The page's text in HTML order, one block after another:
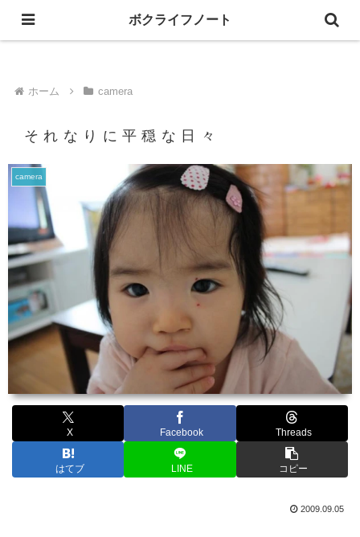
人生の事とか、趣味の事とか、写し撮る、綴る。
ホーム camera
それなりに平穏な日々
camera
X Facebook Threads
はてブ LINE コピー
2009.09.05
ボクライフノート